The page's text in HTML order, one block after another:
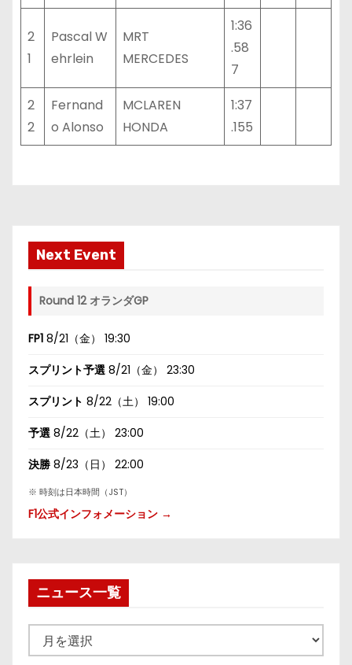
2
1
Pascal W
ehrlein
MRT
MERCEDES
1:36
.58
7
2
2
Fernand
o Alonso
MCLAREN
HONDA
1:37
.155
Next Event
Round 12 オランダGP
FP1 8/21（金） 19:30
スプリント予選 8/21（金） 23:30
スプリント 8/22（土） 19:00
予選 8/22（土） 23:00
決勝 8/23（日） 22:00
※ 時刻は日本時間（JST）
F1公式インフォメーション →
ニュース一覧
ュ